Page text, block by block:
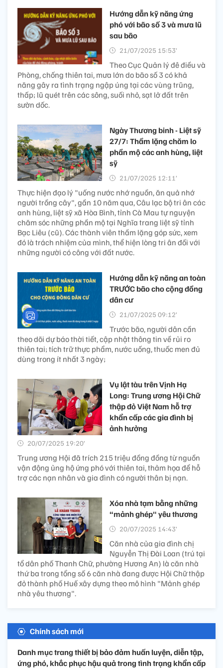
Hướng dẫn kỹ năng ứng
phó với bão số 3 và mưa lũ
sau bão
21/07/2025 15:53’
Theo Cục Quản lý đê điều và
Phòng, chống thiên tai, mưa lớn do bão số 3 có khả
năng gây ra tình trạng ngập úng tại các vùng trũng,
thấp; lũ quét trên các sông, suối nhỏ, sạt lở đất trên
sườn dốc.
Ngày Thương binh - Liệt sỹ
27/7: Thầm lặng chăm lo
phần mộ các anh hùng, liệt
sỹ
21/07/2025 12:11’
Thực hiện đạo lý "uống nước nhớ nguồn, ăn quả nhớ
người trồng cây", gần 10 năm qua, Câu lạc bộ tri ân các
anh hùng, liệt sỹ xã Hòa Bình, tỉnh Cà Mau tự nguyện
chăm sóc những phần mộ tại Nghĩa trang liệt sỹ tỉnh
Bạc Liêu (cũ). Các thành viên thầm lặng góp sức, xem
đó là trách nhiệm của mình, thể hiện lòng tri ân đối với
những người có công với đất nước.
Hướng dẫn kỹ năng an toàn
TRƯỚC bão cho cộng đồng
dân cư
21/07/2025 09:12’
Trước bão, người dân cần
theo dõi dự báo thời tiết, cập nhật thông tin về rủi ro
thiên tai; tích trữ thực phẩm, nước uống, thuốc men đủ
dùng trong ít nhất 3 ngày;
Vụ lật tàu trên Vịnh Hạ
Long: Trung ương Hội Chữ
thập đỏ Việt Nam hỗ trợ
khẩn cấp các gia đình bị
ảnh hưởng
20/07/2025 19:20’
Trung ương Hội đã trích 215 triệu đồng đồng từ nguồn
vận động ủng hộ ứng phó với thiên tai, thảm họa để hỗ
trợ các nạn nhân và gia đình có người thân bị nạn.
Xóa nhà tạm bằng những
“mảnh ghép" yêu thương
20/07/2025 14:43’
Căn nhà của gia đình chị
Nguyễn Thị Đài Loan (trú tại
tổ dân phố Thanh Chữ, phường Hương An) là căn nhà
thứ ba trong tổng số 6 căn nhà đang được Hội Chữ thập
đỏ thành phố Huế xây dựng theo mô hình "Mảnh ghép
nhà yêu thương".
Chính sách mới
Danh mục trang thiết bị bảo đảm huấn luyện, diễn tập,
ứng phó, khắc phục hậu quả trong tình trạng khẩn cấp